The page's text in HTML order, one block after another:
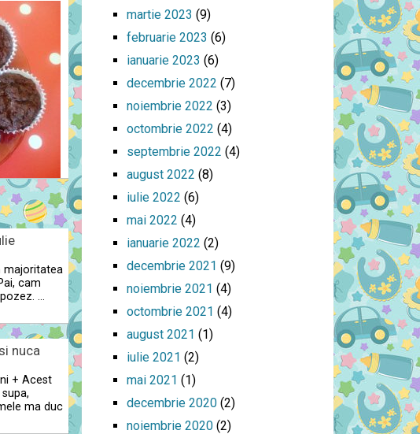
majoritatea
cam
…
nuca
+ Acest
ma duc
martie 2023 (9)
februarie 2023 (6)
ianuarie 2023 (6)
decembrie 2022 (7)
noiembrie 2022 (3)
octombrie 2022 (4)
septembrie 2022 (4)
august 2022 (8)
iulie 2022 (6)
mai 2022 (4)
ianuarie 2022 (2)
decembrie 2021 (9)
noiembrie 2021 (4)
octombrie 2021 (4)
august 2021 (1)
iulie 2021 (2)
mai 2021 (1)
decembrie 2020 (2)
noiembrie 2020 (2)